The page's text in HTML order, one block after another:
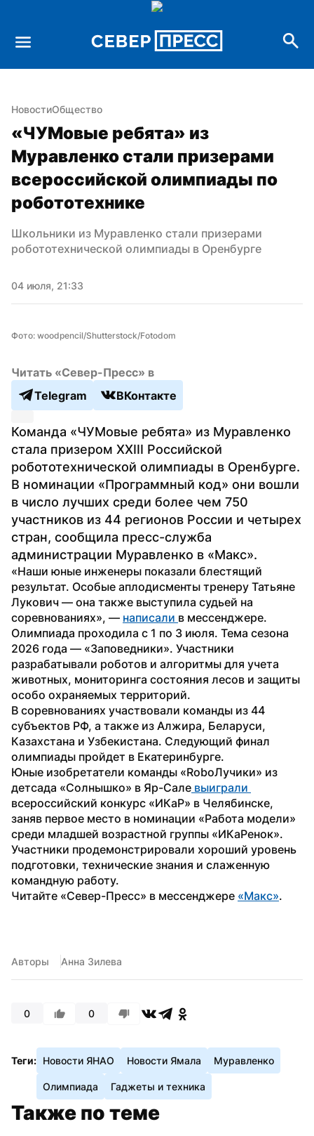
НовостиОбщество
«ЧУМовые ребята» из
Муравленко стали призерами
всероссийской олимпиады по
робототехнике
Школьники из Муравленко стали призерами
робототехнической олимпиады в Оренбурге
04 июля, 21:33
Фото: woodpencil/Shutterstock/Fotodom
Читать «Север-Пресс» в
Telegram
ВКонтакте
Команда «ЧУМовые ребята» из Муравленко
стала призером XXIII Российской
робототехнической олимпиады в Оренбурге.
В номинации «Программный код» они вошли
в число лучших среди более чем 750
участников из 44 регионов России и четырех
стран, сообщила пресс-служба
администрации Муравленко в «Макс».
«Наши юные инженеры показали блестящий
результат. Особые аплодисменты тренеру Татьяне
Лукович — она также выступила судьей на
соревнованиях», — написали в мессенджере.
Олимпиада проходила с 1 по 3 июля. Тема сезона
2026 года — «Заповедники». Участники
разрабатывали роботов и алгоритмы для учета
животных, мониторинга состояния лесов и защиты
особо охраняемых территорий.
В соревнованиях участвовали команды из 44
субъектов РФ, а также из Алжира, Беларуси,
Казахстана и Узбекистана. Следующий финал
олимпиады пройдет в Екатеринбурге.
Юные изобретатели команды «RoboЛучики» из
детсада «Солнышко» в Яр-Сале
всероссийский конкурс «ИКаР» в Челябинске,
заняв первое место в номинации «Работа модели»
среди младшей возрастной группы «ИКаРенок».
Участники продемонстрировали хороший уровень
подготовки, технические знания и слаженную
командную работу.
Читайте «Север-Пресс» в мессенджере «Макс».
Авторы Анна Зилева
0 0
Теги: Новости ЯНАО Новости Ямала Муравленко
Олимпиада Гаджеты и техника
Также по теме